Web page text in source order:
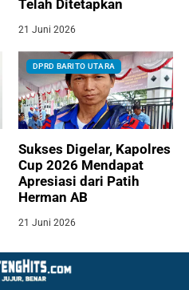
Telah Ditetapkan
21 Juni 2026
DPRD BARITO UTARA
Sukses Digelar, Kapolres
Cup 2026 Mendapat
Apresiasi dari Patih
Herman AB
21 Juni 2026